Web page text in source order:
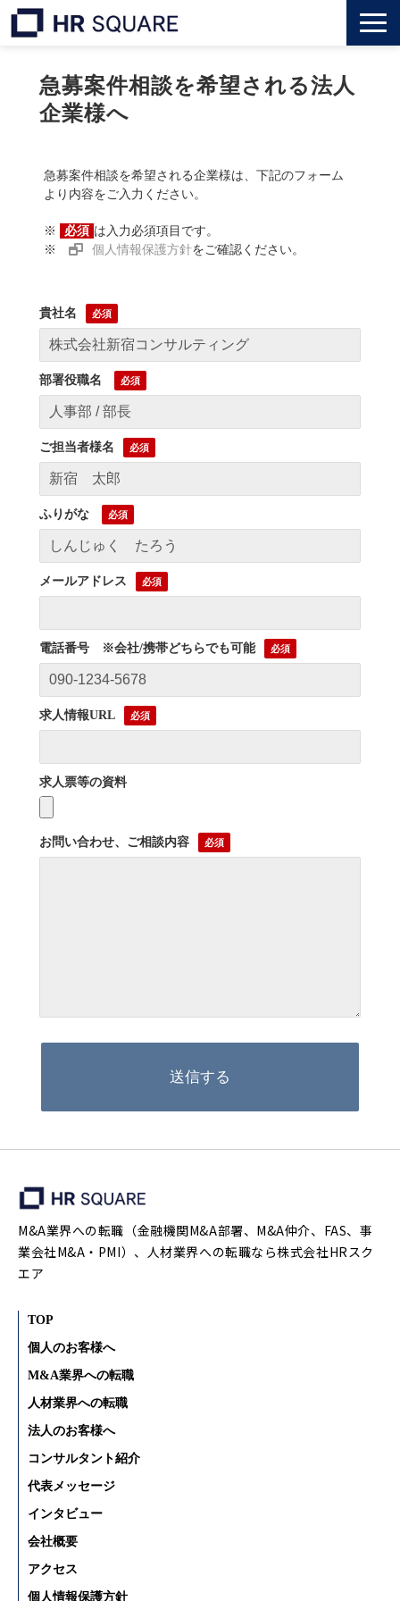
トップ
人材業界転職
インタビュー
急募案件相談を希望される法人
企業様へ
急募案件相談を希望される企業様は、下記のフォーム
より内容をご入力ください。
※ 必須 は入力必須項目です。
※
個人情報保護方針をご確認ください。
貴社名
部署役職名
ご担当者様名
ふりがな
メールアドレス
電話番号 ※会社/携帯どちらでも可能
求人情報URL
求人票等の資料
お問い合わせ、ご相談内容
M&A業界への転職（金融機関M&A部署、M&A仲介、FAS、事
業会社M&A・PMI）、人材業界への転職なら株式会社HRスク
エア
TOP
個人のお客様へ
M&A業界への転職
人材業界への転職
法人のお客様へ
コンサルタント紹介
代表メッセージ
インタビュー
会社概要
アクセス
個人情報保護方針